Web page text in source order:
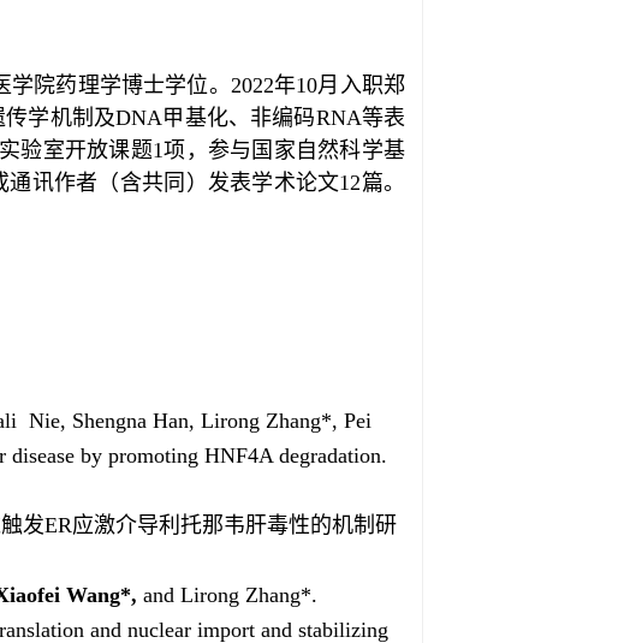
院药理学博士学位。2022年10月入职郑
学机制及DNA甲基化、非编码RNA等表
验室开放课题1项，参与国家自然科学基
讯作者（含共同）发表学术论文12篇。
Nie, Shengna Han, Lirong Zhang*, Pei
by promoting HNF4A degradation.
发ER应激介导利托那韦肝毒性的机制研
Wang*, and Lirong Zhang*.
and nuclear import and stabilizing